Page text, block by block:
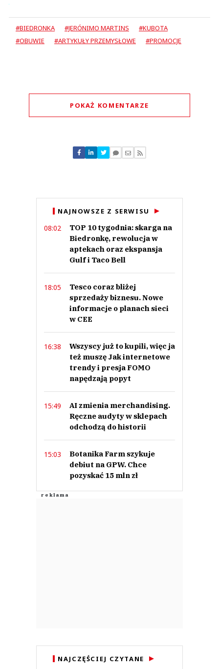
#BIEDRONKA #JERÓNIMO MARTINS
#KUBOTA
#OBUWIE
#ARTYKUŁY PRZEMYSŁOWE #PROMOCJE
POKAŻ KOMENTARZE
Nie znaleziono komentarzy
Zostaw swoje komentarze
NAJNOWSZE Z SERWISU
08:02
TOP 10 tygodnia: skarga na
Biedronkę, rewolucja w
aptekach oraz ekspansja
Gulf i Taco Bell
18:05
Tesco coraz bliżej
sprzedaży biznesu. Nowe
informacje o planach sieci
w CEE
16:38
Wszyscy już to kupili, więc ja
też muszę Jak internetowe
trendy i presja FOMO
napędzają popyt
15:49
AI zmienia merchandising.
Ręczne audyty w sklepach
odchodzą do historii
15:03
Botanika Farm szykuje
debiut na GPW. Chce
pozyskać 15 mln zł
NAJCZĘŚCIEJ CZYTANE